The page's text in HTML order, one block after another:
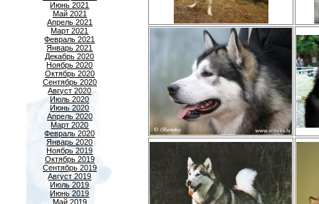
Июнь 2021
Май 2021
Апрель 2021
Март 2021
Февраль 2021
Январь 2021
Декабрь 2020
Ноябрь 2020
Октябрь 2020
Сентябрь 2020
Август 2020
Июль 2020
Июнь 2020
Апрель 2020
Март 2020
Февраль 2020
Январь 2020
Ноябрь 2019
Октябрь 2019
Сентябрь 2019
Август 2019
Июль 2019
Июнь 2019
Май 2019